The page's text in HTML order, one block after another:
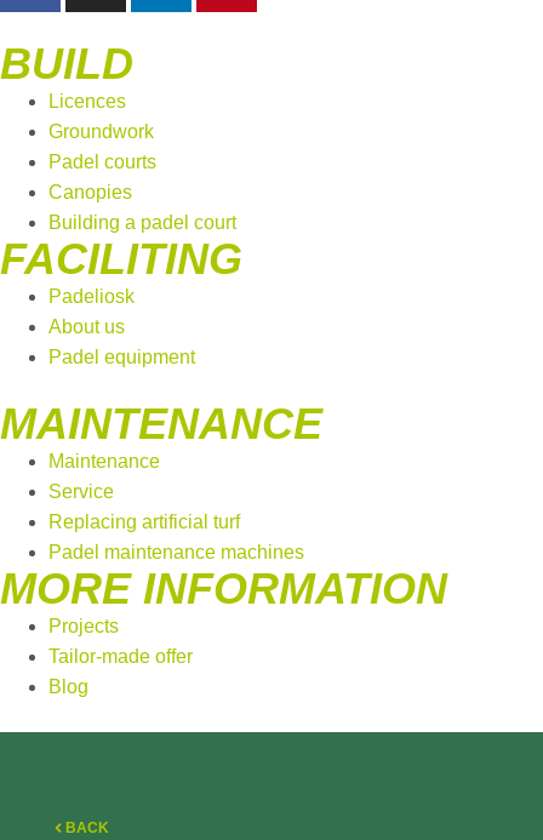
BUILD
Licences
Groundwork
Padel courts
Canopies
Building a padel court
FACILITING
Padeliosk
About us
Padel equipment
MAINTENANCE
Maintenance
Service
Replacing artificial turf
Padel maintenance machines
MORE INFORMATION
Projects
Tailor-made offer
Blog
BACK